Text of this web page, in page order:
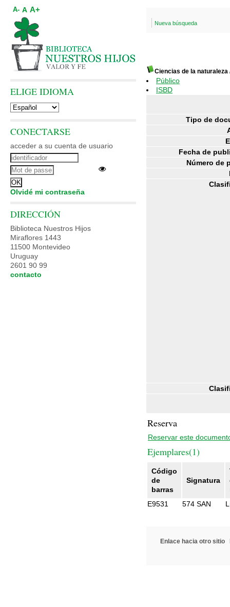
Nueva búsqueda
Ciencias de la naturaleza
Público
ISBD
Tipo de
Fecha de
Número de
Reserva
Reservar este
Ejemplares(1)
Código
de
barras
Signatura
E9531
574 SAN
Enlace hacia otro sitio
A- A A+
ELIGE IDIOMA
CONECTARSE
acceder a su cuenta de usuario
Olvidé mi contraseña
DIRECCIÓN
Biblioteca Nuestros Hijos
Miraflores 1443
11500 Montevideo
Uruguay
2601 90 99
contacto